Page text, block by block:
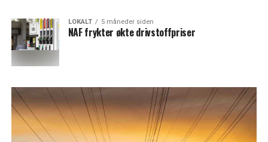
LOKALT 5 måneder siden
NAF frykter økte drivstoffpriser